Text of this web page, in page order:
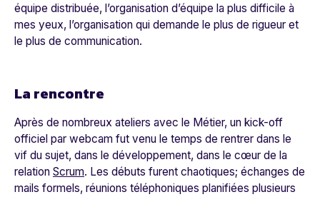
équipe distribuée, l’organisation d’équipe la plus difficile à
mes yeux, l’organisation qui demande le plus de rigueur et
le plus de communication.
La rencontre
Après de nombreux ateliers avec le Métier, un kick-off
officiel par webcam fut venu le temps de rentrer dans le
vif du sujet, dans le développement, dans le cœur de la
relation Scrum. Les débuts furent chaotiques; échanges de
mails formels, réunions téléphoniques planifiées plusieurs